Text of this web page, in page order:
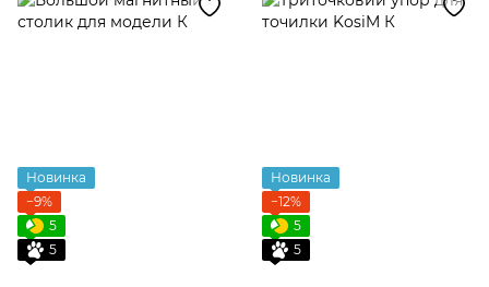
Новинка
−9%
5
5
Новинка
−12%
5
5